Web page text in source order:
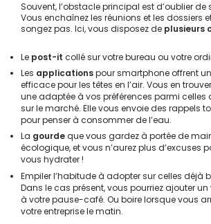
Souvent, l’obstacle principal est d’oublier de
Vous enchaînez les réunions et les dossiers
songez pas. Ici, vous disposez de plusieurs
Le post-it collé sur votre bureau ou votre
Les applicationspour smartphone offrent
efficace pour les têtes en l’air. Vous en
une adaptée à vos préférences parmi celles
sur le marché. Elle vous envoie des rappels
pour penser à consommer de l’eau.
La gourdeque vous gardez à portée de
écologique, et vous n’aurez plus d’excuses
vous hydrater !
Empiler l’habitude à adopter sur celles déjà
Dans le cas présent, vous pourriez ajouter un
à votre pause-café. Ou boire lorsque vous
votre entreprise le matin.